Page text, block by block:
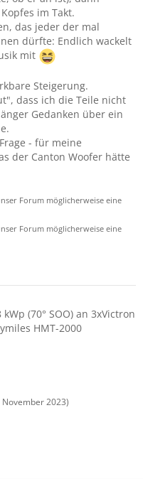
im Takt.
das jeder der mal
dürfte: Endlich wackelt
mit
Steigerung.
dass ich die Teile nicht
Gedanken über ein
- für meine
der Canton Woofer hätte
Forum möglicherweise eine
Forum möglicherweise eine
kWp (70° SOO) an 3xVictron
HMT-2000
November 2023)